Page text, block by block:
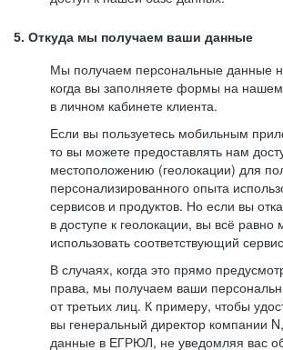
5. Откуда мы получаем ваши данные
Мы получаем персональные данные
когда вы заполняете формы на
в личном кабинете клиента.
Если вы пользуетесь мобильным
то вы можете предоставлять нам
местоположению (геолокации) для
персонализированного опыта
сервисов и продуктов. Но если вы
в доступе к геолокации, вы всё равно
использовать соответствующий
В случаях, когда это прямо
права, мы получаем ваши
от третьих лиц. К примеру, чтобы
вы генеральный директор компании
данные в ЕГРЮЛ, не уведомляя вас